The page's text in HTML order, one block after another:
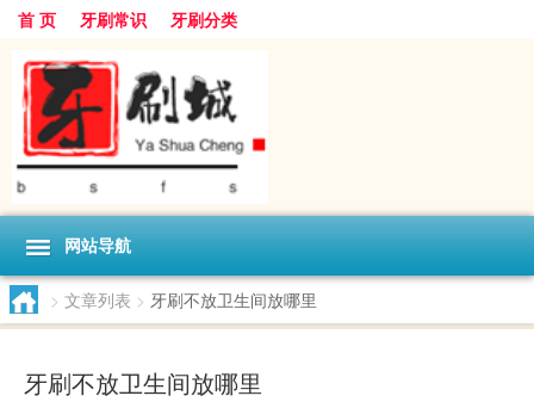
首 页 牙刷常识 牙刷分类
网站导航
> 文章列表 > 牙刷不放卫生间放哪里
牙刷不放卫生间放哪里